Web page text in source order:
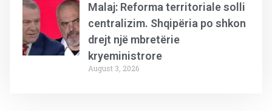
Malaj: Reforma territoriale solli
centralizim. Shqipëria po shkon
drejt një mbretërie
kryeministrore
August 3, 2026